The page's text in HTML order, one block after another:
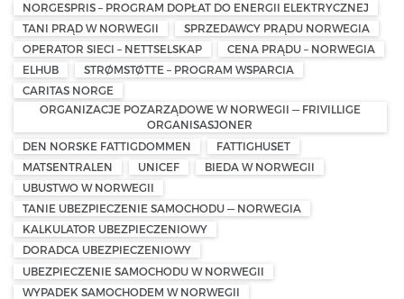
NORGESPRIS – PROGRAM DOPŁAT DO ENERGII ELEKTRYCZNEJ
TANI PRĄD W NORWEGII
SPRZEDAWCY PRĄDU NORWEGIA
OPERATOR SIECI – NETTSELSKAP
CENA PRĄDU – NORWEGIA
ELHUB
STRØMSTØTTE – PROGRAM WSPARCIA
CARITAS NORGE
ORGANIZACJE POZARZĄDOWE W NORWEGII — FRIVILLIGE
ORGANISASJONER
DEN NORSKE FATTIGDOMMEN
FATTIGHUSET
MATSENTRALEN
UNICEF
BIEDA W NORWEGII
UBUSTWO W NORWEGII
TANIE UBEZPIECZENIE SAMOCHODU — NORWEGIA
KALKULATOR UBEZPIECZENIOWY
DORADCA UBEZPIECZENIOWY
UBEZPIECZENIE SAMOCHODU W NORWEGII
WYPADEK SAMOCHODEM W NORWEGII